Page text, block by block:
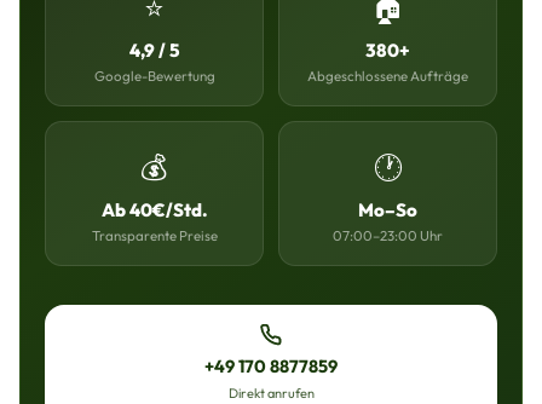
⭐
4,9 / 5
Google-Bewertung
🏠
380+
Abgeschlossene Aufträge
💰
Ab 40€/Std.
Transparente Preise
🕐
Mo–So
07:00–23:00 Uhr
+49 170 8877859
Direkt anrufen